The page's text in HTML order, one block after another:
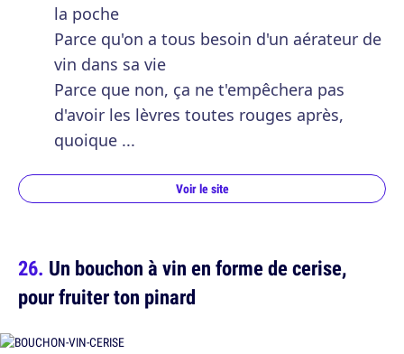
la poche
Parce qu'on a tous besoin d'un aérateur de
vin dans sa vie
Parce que non, ça ne t'empêchera pas
d'avoir les lèvres toutes rouges après,
quoique ...
Voir le site
Un bouchon à vin en forme de cerise,
pour fruiter ton pinard